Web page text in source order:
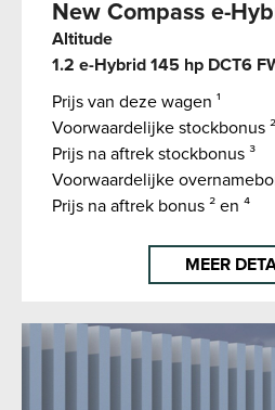
New Compass e-
Altitude
1.2 e-Hybrid 145 hp DCT6
Prijs van deze wagen ¹
Voorwaardelijke stockbonus ²
Prijs na aftrek stockbonus ³
Voorwaardelijke
Prijs na aftrek bonus ² en ⁴
MEER